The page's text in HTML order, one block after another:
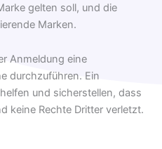
gelten soll, und die
Marken.
Anmeldung eine
durchzuführen. Ein
und sicherstellen, dass
keine Rechte Dritter verletzt.